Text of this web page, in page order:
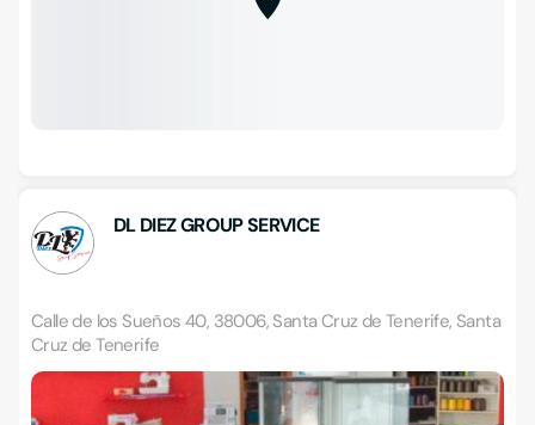
DL DIEZ GROUP SERVICE
Calle de los Sueños 40, 38006, Santa Cruz de Tenerife, Santa
Cruz de Tenerife